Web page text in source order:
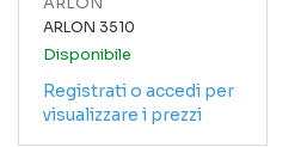
ARLON 3510
Disponibile
Registrati o accedi per
visualizzare i prezzi